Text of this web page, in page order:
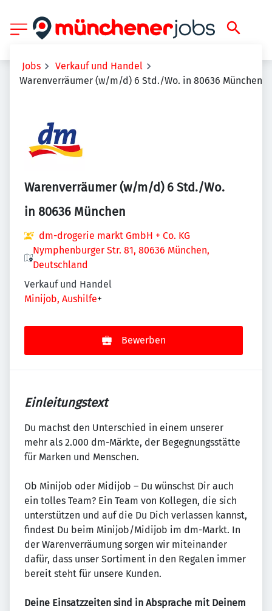
Jobs
Verkauf und Handel
Warenverräumer (w/m/d) 6 Std./Wo. in 80636 München
Warenverräumer (w/m/d) 6 Std./Wo.
in 80636 München
dm-drogerie markt GmbH + Co. KG
Nymphenburger Str. 81, 80636 München,
Deutschland
Verkauf und Handel
Minijob, Aushilfe+
Bewerben
Einleitungstext
Du machst den Unterschied in einem unserer
mehr als 2.000 dm-Märkte, der Begegnungsstätte
für Marken und Menschen.
Ob Minijob oder Midijob – Du wünschst Dir auch
ein tolles Team? Ein Team von Kollegen, die sich
unterstützen und auf die Du Dich verlassen kannst,
findest Du beim Minijob/Midijob im dm-Markt. In
der Warenverräumung sorgen wir miteinander
dafür, dass unser Sortiment in den Regalen immer
bereit steht für unsere Kunden.
Deine Einsatzzeiten sind in Absprache mit Deinem